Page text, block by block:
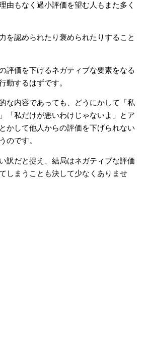
由もなく過小評価を望む人もまた多く
を認められたり褒められたりすること
評価を下げるネガティブな要素をなる
動するはずです。
な内容であっても、どうにかして「私
「私だけが悪いわけじゃないよ」とア
かして他人からの評価を下げられない
のです。
訳だと捉え、結局はネガティブな評価
しまうことも決して少なくありませ